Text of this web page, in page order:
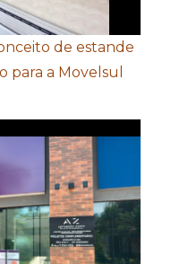
de estande
a Movelsul